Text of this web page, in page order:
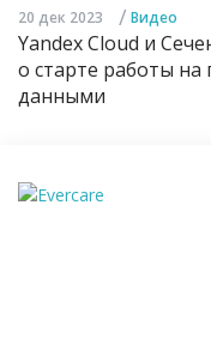
20 дек 2023 / Видео
Yandex Cloud и
о старте работы
данными